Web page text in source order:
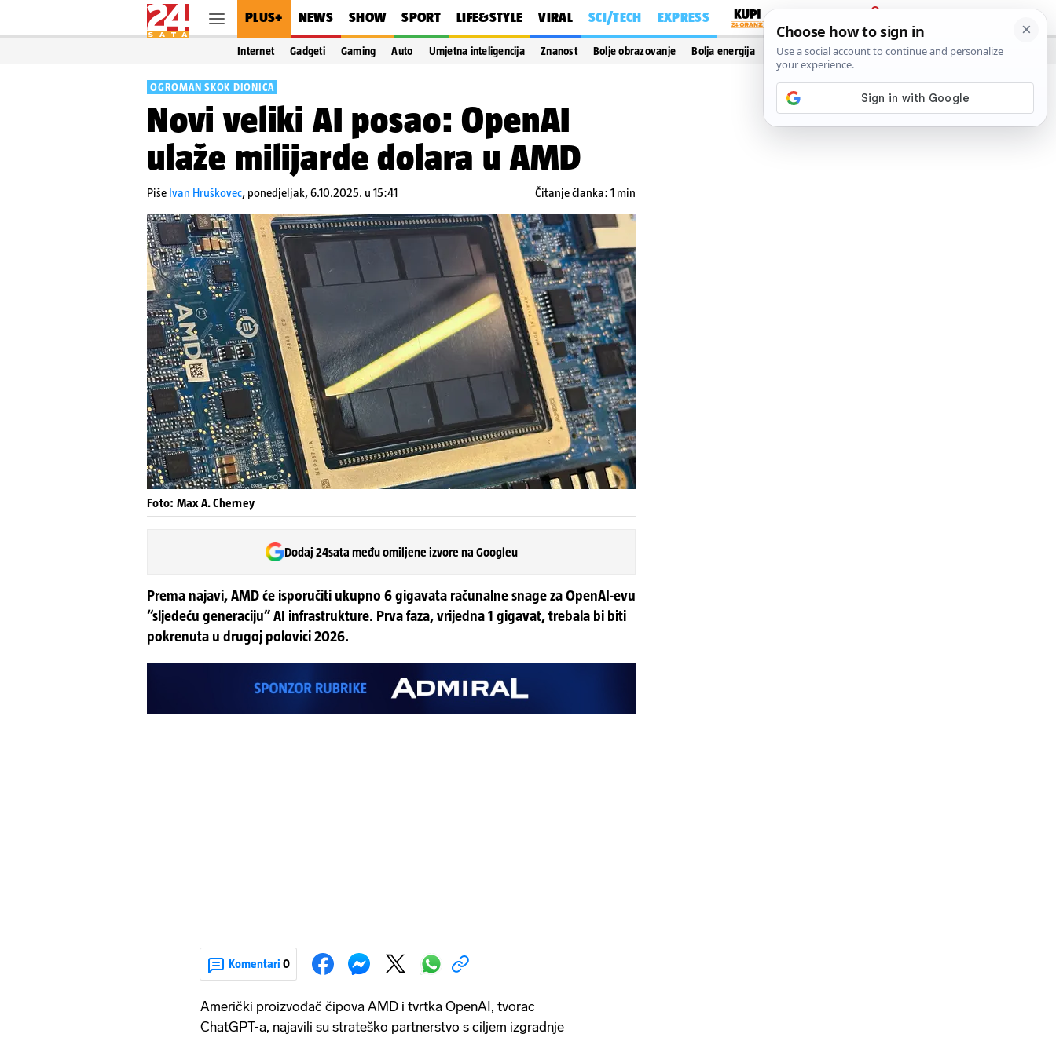
PLUS+ NEWS SHOW SPORT LIFE&STYLE VIRAL SCI/TECH EXPRESS
PRIJAVA
Internet Gadgeti Gaming Auto Umjetna inteligencija Znanost Bolje obrazovanje Bolja energija Vidi još…
OGROMAN SKOK DIONICA
Novi veliki AI posao: OpenAI
ulaže milijarde dolara u AMD
Piše Ivan Hruškovec, ponedjeljak, 6.10.2025. u 15:41 Čitanje članka: 1 min
Foto: Max A. Cherney
Dodaj 24sata među omiljene izvore na Googleu
Prema najavi, AMD će isporučiti ukupno 6 gigavata računalne snage za OpenAI-evu
“sljedeću generaciju” AI infrastrukture. Prva faza, vrijedna 1 gigavat, trebala bi biti
pokrenuta u drugoj polovici 2026.
Komentari 0
Američki proizvođač čipova AMD i tvrtka OpenAI, tvorac
ChatGPT-a, najavili su strateško partnerstvo s ciljem izgradnje